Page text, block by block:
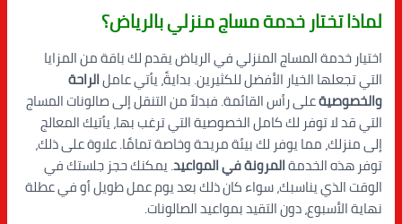
لماذا تختار خدمة مساج منزلي بالرياض؟
اختيار خدمة المساج المنزلي في الرياض يقدم لك باقة من المزايا
التي تجعلها الخيار الأفضل للكثيرين. بدايةً، يأتي عاملالراحة
والخصوصيةعلى رأس القائمة. فبدلاً من التنقل إلى صالونات المساج
التي قد لا توفر لك كامل الخصوصية التي ترغب بها، يأتيك المعالج
إلى منزلك، مما يوفر لك بيئة مريحة وخاصة تمامًا. علاوة على ذلك،
توفر هذه الخدمةالمرونة في المواعيد. يمكنك حجز جلستك في
الوقت الذي يناسبك، سواء كان ذلك بعد يوم عمل طويل أو في عطلة
نهاية الأسبوع، دون التقيد بمواعيد الصالونات.